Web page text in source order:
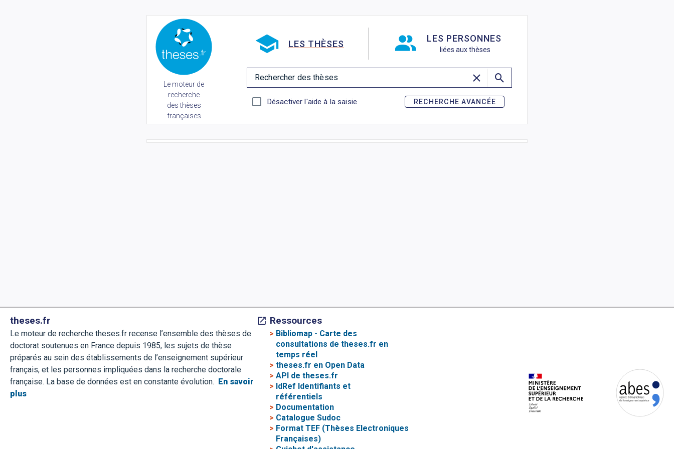
Le moteur de
recherche
des thèses
françaises
LES THÈSES LES PERSONNES
liées aux thèses
Rechercher des thèses
Désactiver l'aide à la saisie RECHERCHE AVANCÉE
theses.fr
Le moteur de recherche theses.fr recense l’ensemble des thèses de
doctorat soutenues en France depuis 1985, les sujets de thèse
préparés au sein des établissements de l’enseignement supérieur
français, et les personnes impliquées dans la recherche doctorale
française. La base de données est en constante évolution.
En savoir
plus
Ressources
> Bibliomap - Carte des
consultations de theses.fr en
temps réel
> theses.fr en Open Data
> API de theses.fr
> IdRef Identifiants et
référentiels
> Documentation
> Catalogue Sudoc
> Format TEF (Thèses Electroniques
Françaises)